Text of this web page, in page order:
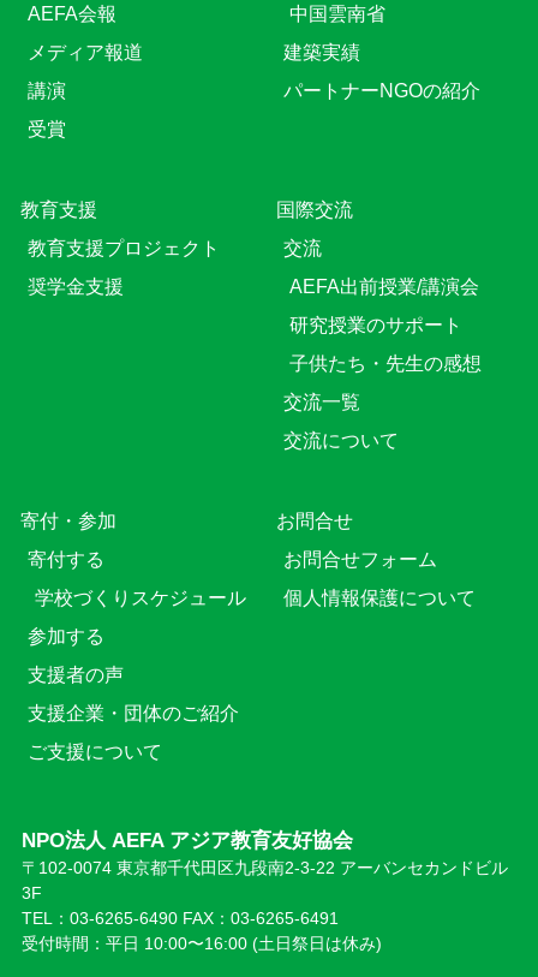
AEFA会報
メディア報道
講演
受賞
中国雲南省
建築実績
パートナーNGOの紹介
教育⽀援
教育⽀援プロジェクト
奨学金支援
国際交流
交流
AEFA出前授業/講演会
研究授業のサポート
子供たち・先生の感想
交流一覧
交流について
寄付・参加
寄付する
学校づくりスケジュール
参加する
支援者の声
支援企業・団体のご紹介
ご支援について
お問合せ
お問合せフォーム
個人情報保護について
NPO法人 AEFA アジア教育友好協会
〒102-0074 東京都千代田区九段南2-3-22 アーバンセカンドビル
3F
TEL：03-6265-6490 FAX：03-6265-6491
受付時間：平日 10:00〜16:00 (⼟日祭日は休み)